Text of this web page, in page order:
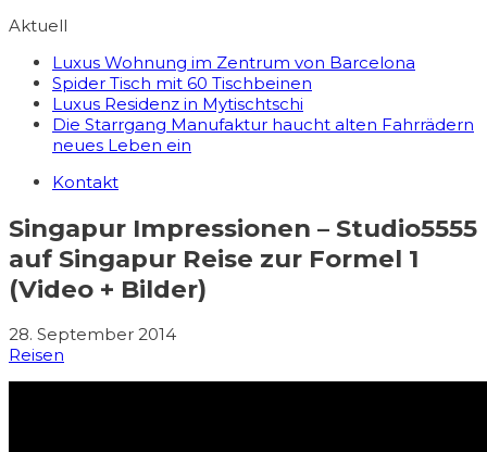
Aktuell
Luxus Wohnung im Zentrum von Barcelona
Spider Tisch mit 60 Tischbeinen
Luxus Residenz in Mytischtschi
Die Starrgang Manufaktur haucht alten Fahrrädern
neues Leben ein
Kontakt
Singapur Impressionen – Studio5555
auf Singapur Reise zur Formel 1
(Video + Bilder)
28. September 2014
Reisen